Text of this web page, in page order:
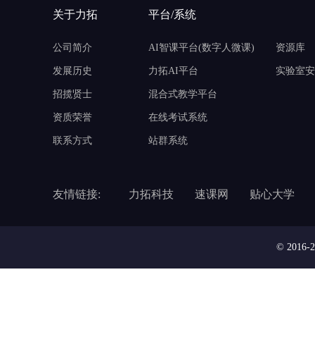
关于力拓
公司简介
发展历史
招揽贤士
资质荣誉
联系方式
平台/系统
AI智课平台(数字人微课)
力拓AI平台
混合式教学平台
在线考试系统
站群系统
资源库
实验室
友情链接: 力拓科技 速课网 贴心大学
© 2016-